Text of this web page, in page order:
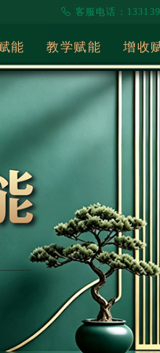
客服电话：
能 教学赋能 增收